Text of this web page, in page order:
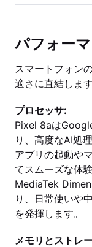
パフォー
スマートフォン
適さに直結します
プロセッサ:
Pixel 8aは
り、高度なAI処
アプリの起動や
てスムーズな体
MediaTek
り、日常使いや
を発揮します。
メモリとストレ